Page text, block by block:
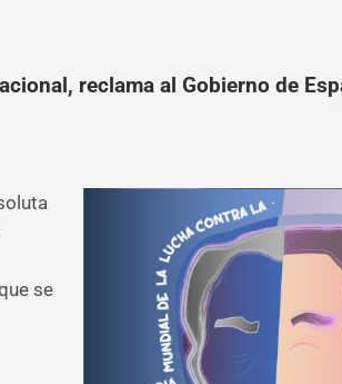
reclama al Gobierno de
se